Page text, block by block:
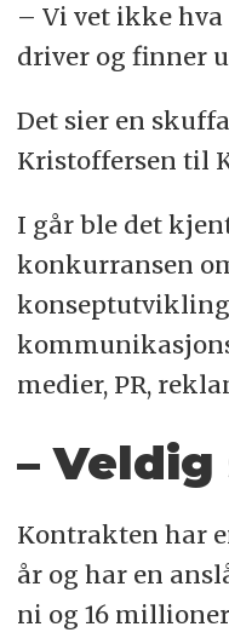
– Vi vet ikke
driver og finner
Det sier en
Kristoffersen til
I går ble det
konkurransen
medier, PR,
–
Kontrakten har
år og har en
ni og 16